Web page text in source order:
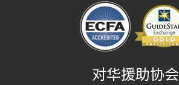
对华援助协会